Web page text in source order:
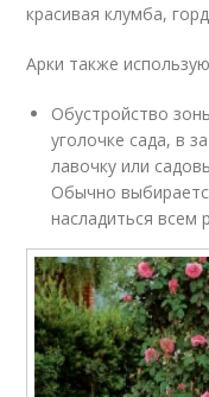
красивая клумба,
Арки также
Обустройство
уголочке сада, в
лавочку или
Обычно
насладиться всем